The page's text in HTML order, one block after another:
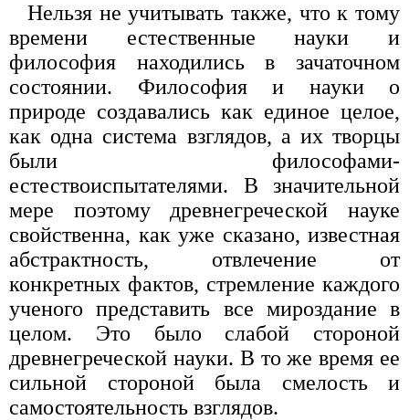
Нельзя не учитывать также, что к тому
времени естественные науки и
философия находились в зачаточном
состоянии. Философия и науки о
природе создавались как единое целое,
как одна система взглядов, а их творцы
были философами-
естествоиспытателями. В значительной
мере поэтому древнегреческой науке
свойственна, как уже сказано, известная
абстрактность, отвлечение от
конкретных фактов, стремление каждого
ученого представить все мироздание в
целом. Это было слабой стороной
древнегреческой науки. В то же время ее
сильной стороной была смелость и
самостоятельность взглядов.